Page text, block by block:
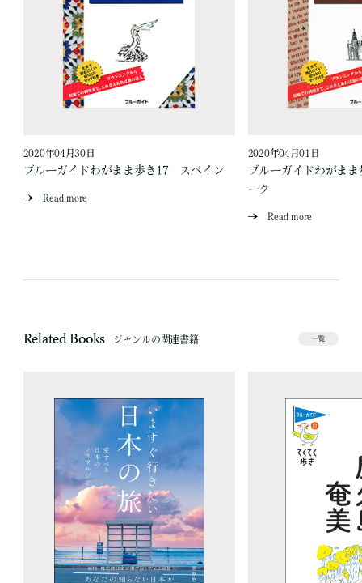
2020年04月30日
ブルーガイドわがまま歩き17 スペイン
Read more
2020年04月01日
ブルーガイドわがま
ーク
Read more
Related Books ジャンルの関連書籍 一覧